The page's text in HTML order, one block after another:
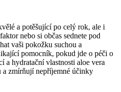
a‌ potěšující po celý ‍rok, ale i
nebo si občas sednete pod
vaši pokožku suchou a
pomocník, pokud jde o péči‌ o⁣
hydratační vlastnosti aloe vera
a zmírňují nepříjemné účinky